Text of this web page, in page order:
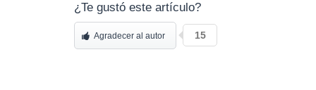
¿Te gustó este artículo?
Agradecer al autor 15